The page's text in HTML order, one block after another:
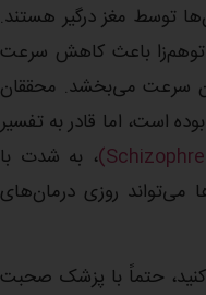
توسط مغز درگیر هستند.
که دارو‌های توهم‌زا باعث کاهش سرعت
آن سرعت می‌بخشد. محققان
است، اما قادر به تفسیر
، به شدت با
می‌تواند روزی درمان‌های
حتماً با پزشک صحبت